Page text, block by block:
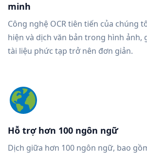
minh
Công nghệ OCR tiên tiến của chúng
hiện và dịch văn bản trong hình ảnh,
tài liệu phức tạp trở nên đơn giản.
Hỗ trợ hơn 100 ngôn ngữ
Dịch giữa hơn 100 ngôn ngữ, bao